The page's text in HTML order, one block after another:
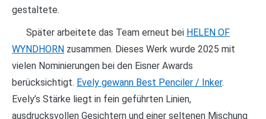
gestaltete.
Später arbeitete das Team erneut bei HELEN OF
WYNDHORN zusammen. Dieses Werk wurde 2025 mit
vielen Nominierungen bei den Eisner Awards
berücksichtigt. Evely gewann Best Penciler / Inker.
Evely’s Stärke liegt in fein geführten Linien,
ausdrucksvollen Gesichtern und einer seltenen Mischung